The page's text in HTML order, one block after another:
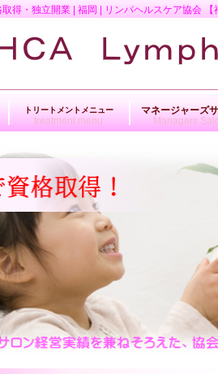
取得・独立開業 | 福岡 | リンパヘルスケア協会
トリートメントメニュー
treatment menu
マネージャーズ
Managers